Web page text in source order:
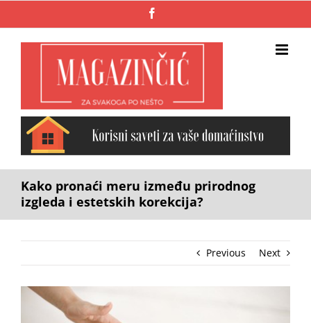
Kako pronaći meru između prirodnog
izgleda i estetskih korekcija?
Previous Next
View
Larger